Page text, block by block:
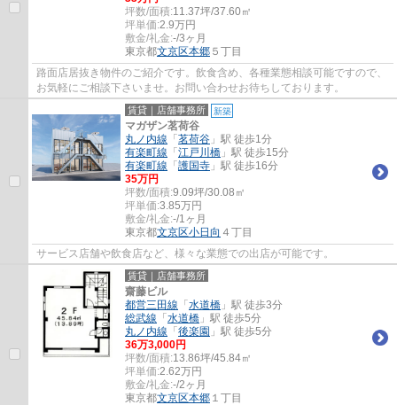
坪数/面積:11.37坪/37.60㎡
坪単価:2.9万円
敷金/礼金:-/3ヶ月
東京都文京区本郷 ５丁目
路面店居抜き物件のご紹介です。飲食含め、各種業態相談可能ですので、
お気軽にご相談下さいませ。お問い合わせお待ちしております。
賃貸｜店舗事務所 新築
マガザン茗荷谷
丸ノ内線 「 茗荷谷 」駅 徒歩1分
有楽町線 「 江戸川橋 」駅 徒歩15分
有楽町線 「 護国寺 」駅 徒歩16分
35万円
坪数/面積:9.09坪/30.08㎡
坪単価:3.85万円
敷金/礼金:-/1ヶ月
東京都文京区小日向 ４丁目
サービス店舗や飲食店など、様々な業態での出店が可能です。
賃貸｜店舗事務所
齋藤ビル
都営三田線 「 水道橋 」駅 徒歩3分
総武線 「 水道橋 」駅 徒歩5分
丸ノ内線 「 後楽園 」駅 徒歩5分
36万3,000円
坪数/面積:13.86坪/45.84㎡
坪単価:2.62万円
敷金/礼金:-/2ヶ月
東京都文京区本郷 １丁目